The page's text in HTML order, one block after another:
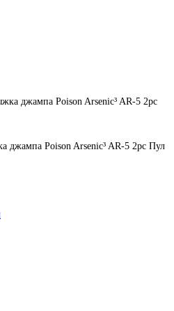
джампа Poison Arsenic³ AR-5 2pc Пул